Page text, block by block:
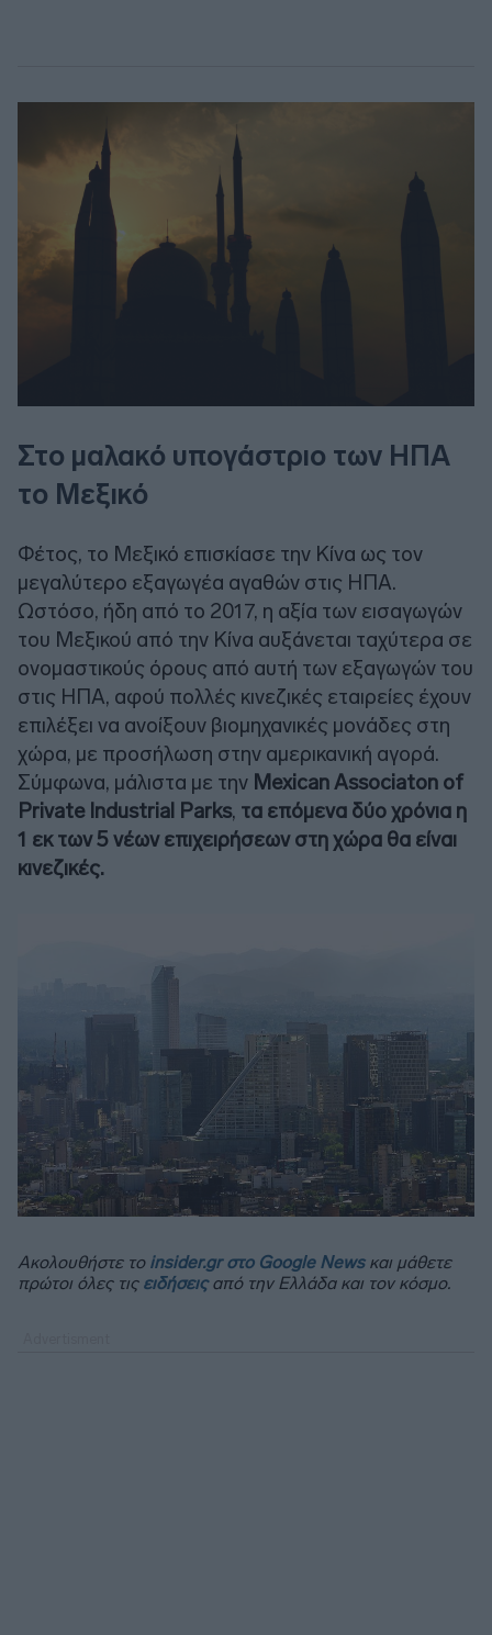
Στο μαλακό υπογάστριο των ΗΠΑ
το Μεξικό
Φέτος, το Μεξικό επισκίασε την Κίνα ως τον
μεγαλύτερο εξαγωγέα αγαθών στις ΗΠΑ.
Ωστόσο, ήδη από το 2017, η αξία των εισαγωγών
του Μεξικού από την Κίνα αυξάνεται ταχύτερα σε
ονομαστικούς όρους από αυτή των εξαγωγών του
στις ΗΠΑ, αφού πολλές κινεζικές εταιρείες έχουν
επιλέξει να ανοίξουν βιομηχανικές μονάδες στη
χώρα, με προσήλωση στην αμερικανική αγορά.
Σύμφωνα, μάλιστα με την Mexican Associaton of
Private Industrial Parks, τα επόμενα δύο χρόνια η
1 εκ των 5 νέων επιχειρήσεων στη χώρα θα είναι
κινεζικές.
Ακολουθήστε το insider.gr στο Google Newsκαι μάθετε
πρώτοι όλες τις ειδήσειςαπό την Ελλάδα και τον κόσμο.